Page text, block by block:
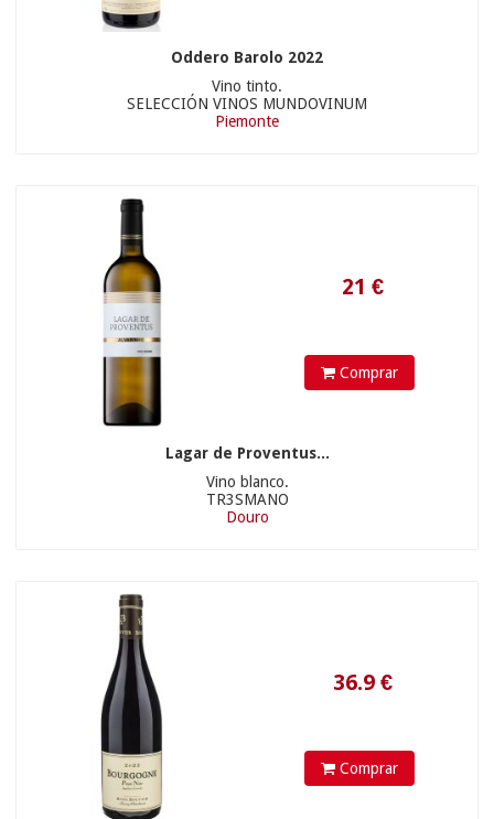
Oddero Barolo 2022
Vino tinto.
SELECCIÓN VINOS MUNDOVINUM
Piemonte
Comprar
Lagar de Proventus...
Vino blanco.
TR3SMANO
Douro
Comprar